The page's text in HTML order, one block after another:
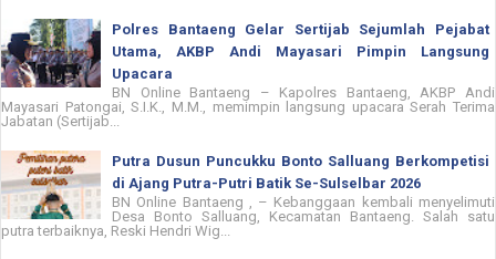
Polres Bantaeng Gelar Sertijab Sejumlah Pejabat
Utama, AKBP Andi Mayasari Pimpin Langsung
Upacara
BN Online Bantaeng – Kapolres Bantaeng, AKBP Andi
Mayasari Patongai, S.I.K., M.M., memimpin langsung upacara Serah Terima
Jabatan (Sertijab...
Putra Dusun Puncukku Bonto Salluang Berkompetisi
di Ajang Putra-Putri Batik Se-Sulselbar 2026
BN Online Bantaeng , – Kebanggaan kembali menyelimuti
Desa Bonto Salluang, Kecamatan Bantaeng. Salah satu
putra terbaiknya, Reski Hendri Wig...